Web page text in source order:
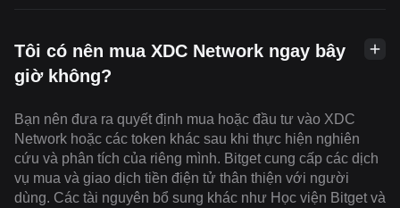
Tôi có nên mua XDC Network ngay bây
giờ không?
Bạn nên đưa ra quyết định mua hoặc đầu tư vào XDC
Network hoặc các token khác sau khi thực hiện nghiên
cứu và phân tích của riêng mình. Bitget cung cấp các dịch
vụ mua và giao dịch tiền điện tử thân thiện với người
dùng. Các tài nguyên bổ sung khác như Học viện Bitget và